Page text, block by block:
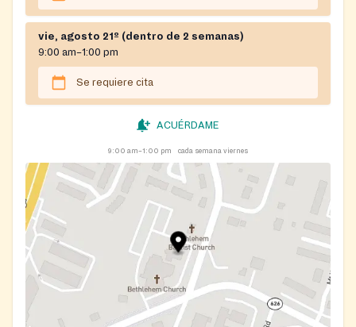
vie, agosto 21º (dentro de 2 semanas)
9:00 am–1:00 pm
Se requiere cita
ACUÉRDAME
9:00 am–1:00 pm cada semana viernes